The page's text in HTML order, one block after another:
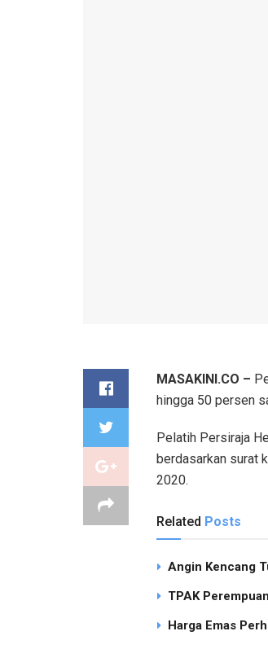
MASAKINI.CO –
hingga 50 persen
Pelatih Persiraja
berdasarkan surat
2020.
Related Posts
Angin Kencang
TPAK
Harga Emas